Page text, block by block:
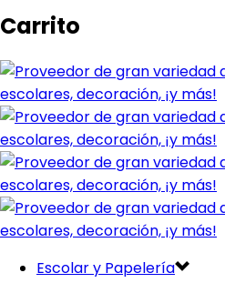
Carrito
Escolar y Papelería